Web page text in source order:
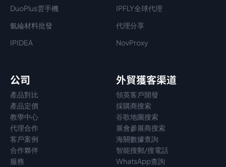
DuoPlus雲手機
IPFLY全球代理
氨綸材料批發
代理分享
IPIDEA
NovProxy
公司
產品對比
產品定價
教學中心
代理合作
客戶案例
合作夥伴
服務
外貿獲客渠道
領英客戶開發
採購商搜索
谷歌地圖搜索
展會參展商搜索
海關數據查詢
智能搜郵/搜電話
WhatsApp查詢